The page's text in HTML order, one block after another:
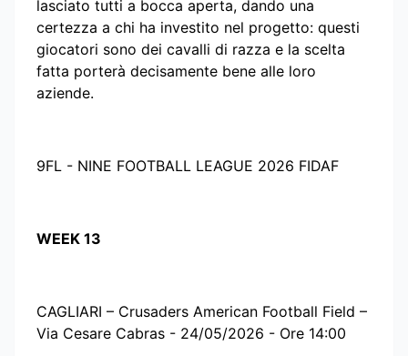
lasciato tutti a bocca aperta, dando una
certezza a chi ha investito nel progetto: questi
giocatori sono dei cavalli di razza e la scelta
fatta porterà decisamente bene alle loro
aziende.
9FL - NINE FOOTBALL LEAGUE 2026 FIDAF
WEEK 13
CAGLIARI – Crusaders American Football Field –
Via Cesare Cabras - 24/05/2026 - Ore 14:00